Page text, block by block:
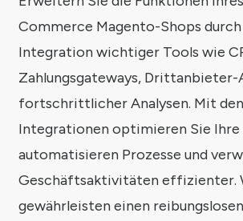
Commerce Magento-Shops
Integration wichtiger Tools wie
Zahlungsgateways, Drittanbieter-
fortschrittlicher Analysen. Mit
Integrationen optimieren Sie Ihre
automatisieren Prozesse und
Geschäftsaktivitäten effizienter.
gewährleisten einen reibungslosen